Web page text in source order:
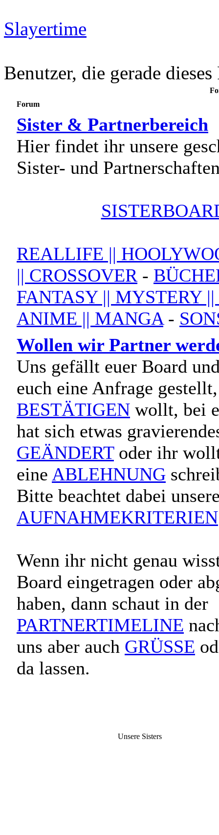
Slayertime
Benutzer, die gerade
Forum
Sister & Partnerbereich
Hier findet ihr unsere
Sister- und
REALLIFE ||
|| CROSSOVER -
FANTASY || MYSTERY
ANIME || MANGA-
Wollen wir Partner
Uns gefällt euer Board
euch eine Anfrage
BESTÄTIGEN wollt, bei
hat sich etwas
GEÄNDERToder ihr
eine ABLEHNUNG
Bitte beachtet dabei
AUFNAHMEKRITERIEN
Wenn ihr nicht genau
Board eingetragen oder
haben, dann schaut in der
PARTNERTIMELINE
uns aber auch GRÜSSE
da lassen.
Unsere Sisters